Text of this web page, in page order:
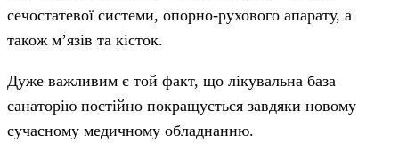
сечостатевої системи, опорно-рухового апарату, а
також м’язів та кісток.
Дуже важливим є той факт, що лікувальна база
санаторію постійно покращується завдяки новому
сучасному медичному обладнанню.